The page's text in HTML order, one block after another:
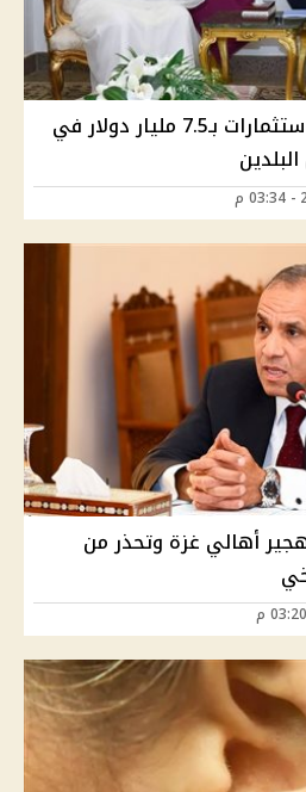
رئيس وزراء قطر يعلن استثمارات بـ7.5 مليار دولار في
أهالي غزة وتحذر من